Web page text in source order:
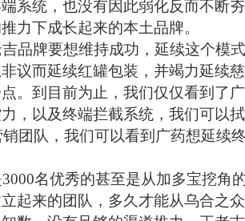
系统，也没有因此弱化反而不断
力下成长起来的本土品牌。
品牌要想维持成功，延续这个模
议而延续红罐包装，并竭力延续
。到目前为止，我们仅仅看到了
，以及终端拦截系统，我们可以
团队，我们可以看到广药想延续
名优秀的甚至是从加多宝挖角
起来的团队，多久才能从乌合之